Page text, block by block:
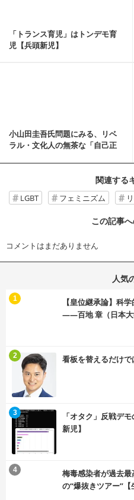
「トランス育児」はトンデモ育
児【兵頭新児】
小山田圭吾氏問題にみる、リベ
ラル・文化人の無茶な「自己正
関連する
LGBT フェミニズム
この記事
コメントはまだありません
人気
【皇位継承論】科
――百地 章（日本大
1
看板を替えるだけで
2
「オタク」反戦デ
新児】
3
梅毒感染者が過去
の“爆抜きツアー”【
4